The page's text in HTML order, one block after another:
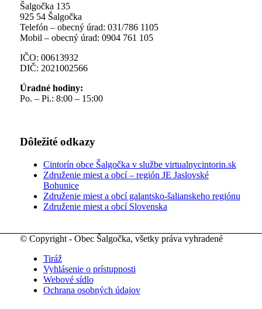
Šalgočka 135
925 54 Šalgočka
Telefón – obecný úrad: 031/786 1105
Mobil – obecný úrad: 0904 761 105
IČO: 00613932
DIČ: 2021002566
Úradné hodiny:
Po. – Pi.: 8:00 – 15:00
Dôležité odkazy
Cintorín obce Šalgočka v službe virtualnycintorin.sk
Združenie miest a obcí – región JE Jaslovské
Bohunice
Združenie miest a obcí galantsko-šalianskeho regiónu
Združenie miest a obcí Slovenska
© Copyright - Obec Šalgočka, všetky práva vyhradené
Tiráž
Vyhlásenie o prístupnosti
Webové sídlo
Ochrana osobných údajov